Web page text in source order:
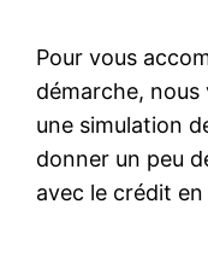
Pour vous
démarche,
une simulation
donner un peu
avec le crédit en